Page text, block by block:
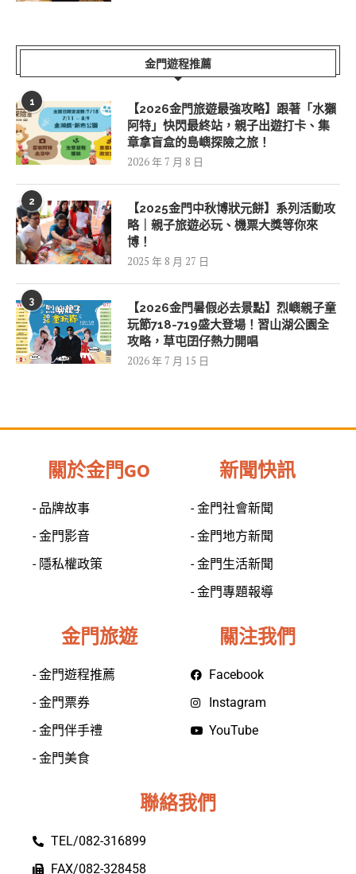
金門遊程推薦
1
【2026金門旅遊最強攻略】跟著「水獺
阿特」快閃最終站，親子出遊打卡、集
章拿盲盒的島嶼探險之旅！
2026 年 7 月 8 日
2
【2025金門中秋博狀元餅】系列活動攻
略｜親子旅遊必玩、機票大獎等你來
博！
2025 年 8 月 27 日
3
【2026金門暑假必去景點】烈嶼親子童
玩節718-719盛大登場！習山湖公園全
攻略，草屯囝仔熱力開唱
2026 年 7 月 15 日
關於金門GO
- 品牌故事
- 金門影音
- 隱私權政策
新聞快訊
- 金門社會新聞
- 金門地方新聞
- 金門生活新聞
- 金門專題報導
金門旅遊
- 金門遊程推薦
- 金門票券
- 金門伴手禮
- 金門美食
關注我們
Facebook
Instagram
YouTube
聯絡我們
TEL/082-316899
FAX/082-328458